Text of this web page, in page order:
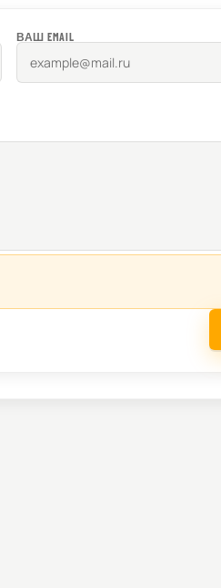
ВАШ EMAIL